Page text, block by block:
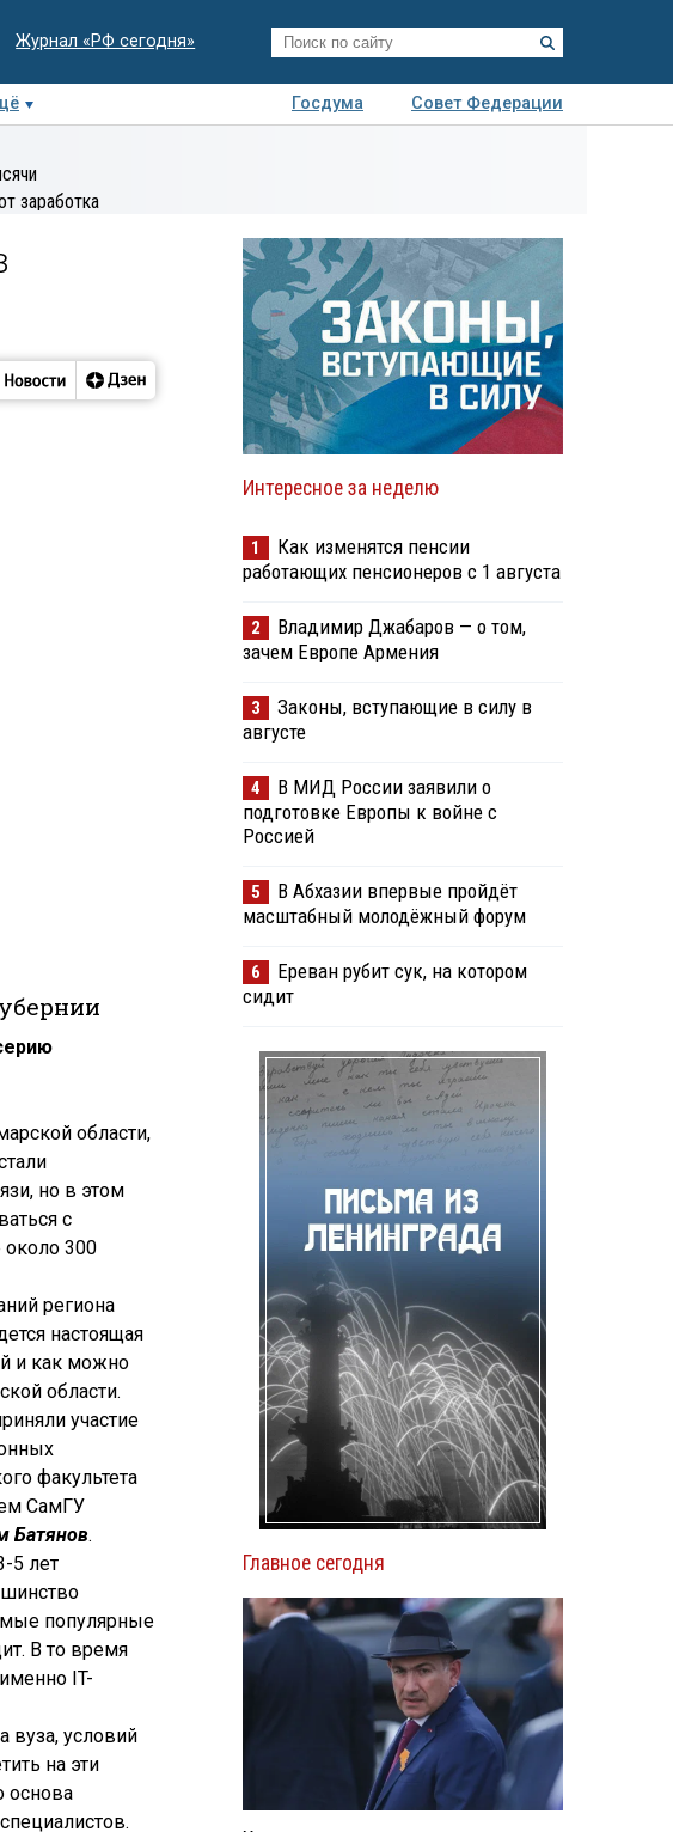
Журнал «РФ сегодня»
Госдума
Совет Федерации
заработка
области,
но в этом
с
около 300
региона
настоящая
и как можно
области.
участие
факультета
СамГУ
Батянов.
5 лет
популярные
В то время
IT-
вуза, условий
на эти
основа
Интересное за неделю
1
Как изменятся пенсии
работающих пенсионеров с 1 августа
2
Владимир Джабаров — о том,
зачем Европе Армения
3
Законы, вступающие в силу в
августе
4
В МИД России заявили о
подготовке Европы к войне с
Россией
5
В Абхазии впервые пройдёт
масштабный молодёжный форум
6
Ереван рубит сук, на котором
сидит
Главное сегодня